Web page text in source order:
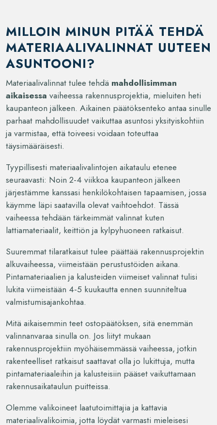
MILLOIN MINUN PITÄÄ TEHDÄ
MATERIAALIVALINNAT UUTEEN
ASUNTOONI?
Materiaalivalinnat tulee tehdä mahdollisimman
aikaisessa vaiheessa rakennusprojektia, mieluiten heti
kaupanteon jälkeen. Aikainen päätöksenteko antaa sinulle
parhaat mahdollisuudet vaikuttaa asuntosi yksityiskohtiin
ja varmistaa, että toiveesi voidaan toteuttaa
täysimääräisesti.
Tyypillisesti materiaalivalintojen aikataulu etenee
seuraavasti: Noin 2-4 viikkoa kaupanteon jälkeen
järjestämme kanssasi henkilökohtaisen tapaamisen, jossa
käymme läpi saatavilla olevat vaihtoehdot. Tässä
vaiheessa tehdään tärkeimmät valinnat kuten
lattiamateriaalit, keittiön ja kylpyhuoneen ratkaisut.
Suuremmat tilaratkaisut tulee päättää rakennusprojektin
alkuvaiheessa, viimeistään perustustöiden aikana.
Pintamateriaalien ja kalusteiden viimeiset valinnat tulisi
lukita viimeistään 4-5 kuukautta ennen suunniteltua
valmistumisajankohtaa.
Mitä aikaisemmin teet ostopäätöksen, sitä enemmän
valinnanvaraa sinulla on. Jos liityt mukaan
rakennusprojektiin myöhäisemmässä vaiheessa, jotkin
rakenteelliset ratkaisut saattavat olla jo lukittuja, mutta
pintamateriaaleihin ja kalusteisiin pääset vaikuttamaan
rakennusaikataulun puitteissa.
Olemme valikoineet laatutoimittajia ja kattavia
materiaalivalikoimia, jotta löydät varmasti mieleisesi